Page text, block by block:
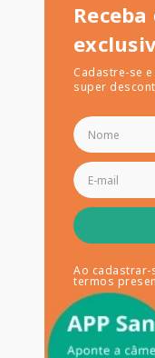
Cadastre-se
super
Ao cadastrar-
termos